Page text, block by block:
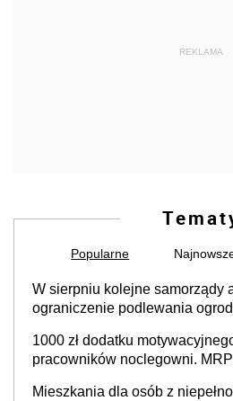
REKLAMA
Popularne
W sierpniu kolejne samorządy
ograniczenie podlewania
cały kraj
1000 zł dodatku
pracowników noclegowni.
Mieszkania dla osób z